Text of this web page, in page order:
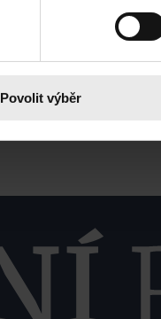
Povolit výběr